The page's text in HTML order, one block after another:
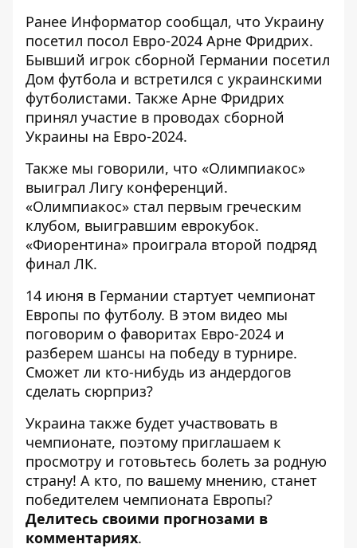
Ранее Информатор сообщал, что Украину
посетил посол Евро-2024 Арне Фридрих.
Бывший игрок сборной Германии посетил
Дом футбола и встретился с украинскими
футболистами. Также Арне Фридрих
принял участие в проводах сборной
Украины на Евро-2024.
Также мы говорили, что «Олимпиакос»
выиграл Лигу конференций.
«Олимпиакос» стал первым греческим
клубом, выигравшим еврокубок.
«Фиорентина» проиграла второй подряд
финал ЛК.
14 июня в Германии стартует чемпионат
Европы по футболу. В этом видео мы
поговорим о фаворитах Евро-2024 и
разберем шансы на победу в турнире.
Сможет ли кто-нибудь из андердогов
сделать сюрприз?
Украина также будет участвовать в
чемпионате, поэтому приглашаем к
просмотру и готовьтесь болеть за родную
страну! А кто, по вашему мнению, станет
победителем чемпионата Европы?
Делитесь своими прогнозами в
комментариях.